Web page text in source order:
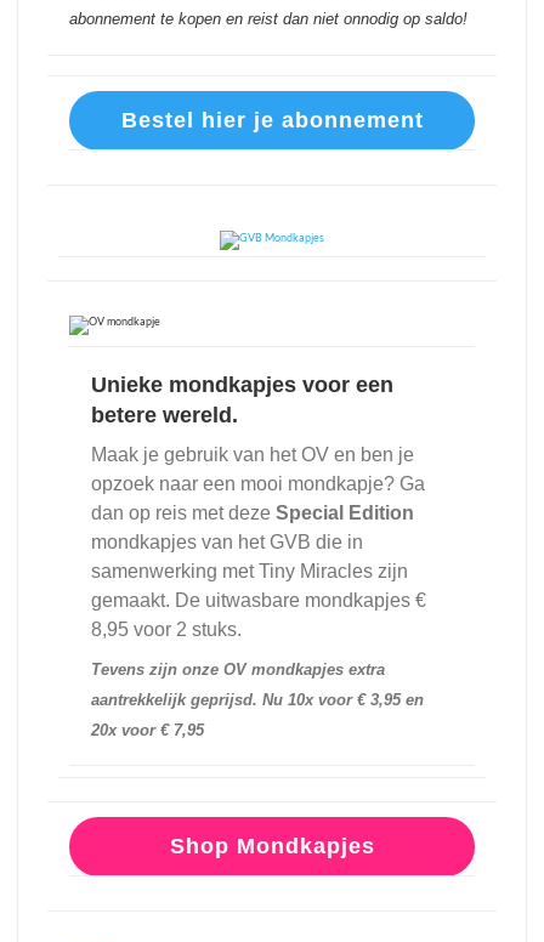
abonnement te kopen en reist dan niet onnodig op saldo!
Bestel hier je abonnement
Unieke mondkapjes voor een
betere wereld.
Maak je gebruik van het OV en ben je
opzoek naar een mooi mondkapje? Ga
dan op reis met deze Special Edition
mondkapjes van het GVB die in
samenwerking met Tiny Miracles zijn
gemaakt. De uitwasbare mondkapjes €
8,95 voor 2 stuks.
Tevens zijn onze OV mondkapjes extra
aantrekkelijk geprijsd. Nu 10x voor € 3,95 en
20x voor € 7,95
Shop Mondkapjes